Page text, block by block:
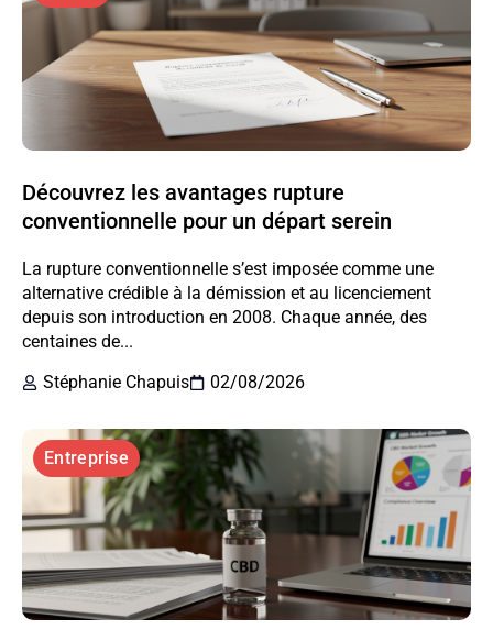
Découvrez les avantages rupture
conventionnelle pour un départ serein
La rupture conventionnelle s’est imposée comme une
alternative crédible à la démission et au licenciement
depuis son introduction en 2008. Chaque année, des
centaines de...
Stéphanie Chapuis
02/08/2026
Entreprise